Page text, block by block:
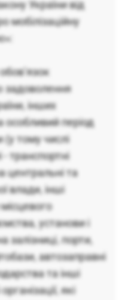
України від
мобілізаційну
задоволення
інших
особливий період
тому числі
транспортні
центральні та
влади, інші
установи і
залізниці, порти,
автозаправні
та інші
які